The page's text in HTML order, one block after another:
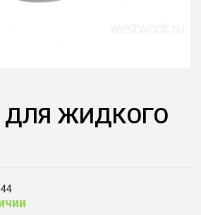
ДЛЯ ЖИДКОГО